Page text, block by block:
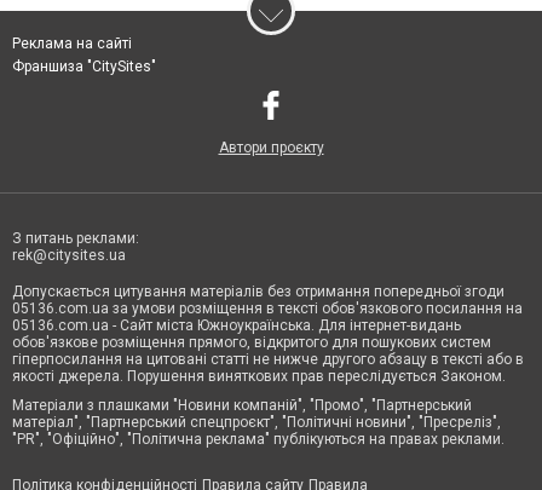
Реклама на сайті
Франшиза "CitySites"
Автори проєкту
З питань реклами:
rek@citysites.ua
Допускається цитування матеріалів без отримання попередньої згоди
05136.com.ua за умови розміщення в тексті обов'язкового посилання на
05136.com.ua - Сайт міста Южноукраїнська. Для інтернет-видань
обов'язкове розміщення прямого, відкритого для пошукових систем
гіперпосилання на цитовані статті не нижче другого абзацу в тексті або в
якості джерела. Порушення виняткових прав переслідується Законом.
Матеріали з плашками "Новини компаній", "Промо", "Партнерський
матеріал", "Партнерський спецпроєкт", "Політичні новини", "Пресреліз",
"PR", "Офіційно", "Політична реклама" публікуються на правах реклами.
Політика конфіденційності Правила сайту Правила